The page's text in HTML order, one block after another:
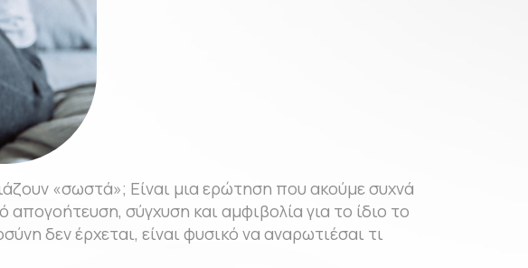
«σωστά»; Είναι μια ερώτηση που ακούμε συχνά
σύγχυση και αμφιβολία για το ίδιο το
δεν έρχεται, είναι φυσικό να αναρωτιέσαι τι